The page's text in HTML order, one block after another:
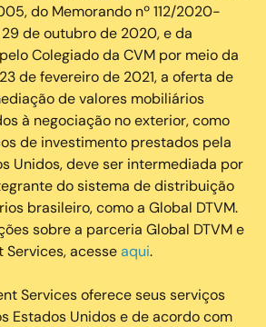
do Memorando nº 112/2020-
29 de outubro de 2020, e da
Colegiado da CVM por meio da
de fevereiro de 2021, a oferta de
de valores mobiliários
à negociação no exterior, como
de investimento prestados pela
Unidos, deve ser intermediada por
do sistema de distribuição
brasileiro, como a Global DTVM.
sobre a parceria Global DTVM e
Services, acesseaqui.
Services oferece seus serviços
Estados Unidos e de acordo com